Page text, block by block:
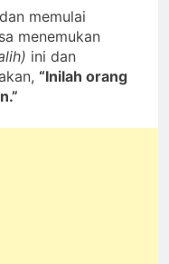
memulai
menemukan
ini dan
“Inilah orang